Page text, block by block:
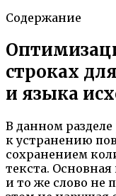
Содержание
строках
и языка
В данном
к устранению
сохранением
текста.
и то же слово не